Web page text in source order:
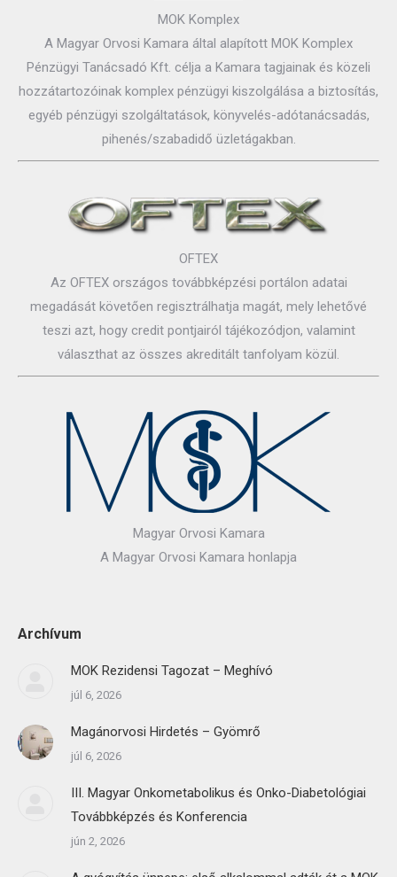
MOK Komplex
A Magyar Orvosi Kamara által alapított MOK Komplex
Pénzügyi Tanácsadó Kft. célja a Kamara tagjainak és közeli
hozzátartozóinak komplex pénzügyi kiszolgálása a biztosítás,
egyéb pénzügyi szolgáltatások, könyvelés-adótanácsadás,
pihenés/szabadidő üzletágakban.
OFTEX
Az OFTEX országos továbbképzési portálon adatai
megadását követően regisztrálhatja magát, mely lehetővé
teszi azt, hogy credit pontjairól tájékozódjon, valamint
választhat az összes akreditált tanfolyam közül.
Magyar Orvosi Kamara
A Magyar Orvosi Kamara honlapja
Archívum
MOK Rezidensi Tagozat – Meghívó
júl 6, 2026
Magánorvosi Hirdetés – Gyömrő
júl 6, 2026
III. Magyar Onkometabolikus és Onko-Diabetológiai
Továbbképzés és Konferencia
jún 2, 2026